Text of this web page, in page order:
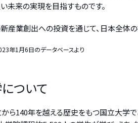
未来の実現を目指すものです。
産業創出への投資を通じて、日本全体
年1月6日のデータベースより
ついて
ら140年を越える歴史をもつ国立大学